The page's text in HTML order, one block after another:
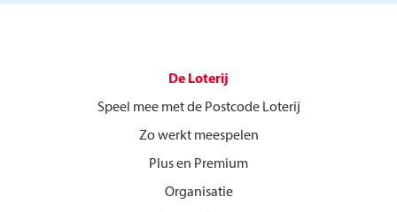
De Loterij
Speel mee met de Postcode Loterij
Zo werkt meespelen
Plus en Premium
Organisatie